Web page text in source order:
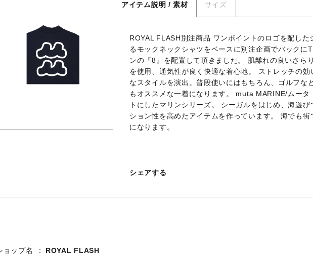
アイテム説明 / 素材 サイズ
ROYAL FLASH別注商品 ワンポイントのロゴを配した
るモックネックシャツをベースに別注企画でバックに
ンの『8』を配置して頂きました。 肌離れの良いさら
を使用、通気性が良く快適な着心地。 ストレッチの効
なスタイルを演出。普段使いにはもちろん、ゴルフな
もオススメな一着になります。 muta MARINE/ムー
トにしたマリンシリーズ。 シーガルをはじめ、海遊
ション性を高めたアイテムを作っています。 海でも
になります。
シェアする
ョップ名
ROYAL FLASH